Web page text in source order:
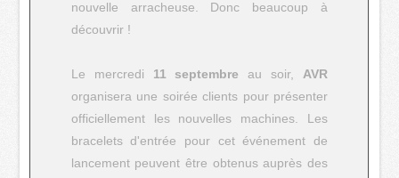
nouvelle arracheuse. Donc beaucoup à
découvrir !
Le mercredi 11 septembre au soir,AVR
organisera une soirée clients pour présenter
officiellement les nouvelles machines. Les
bracelets d'entrée pour cet événement de
lancement peuvent être obtenus auprès des